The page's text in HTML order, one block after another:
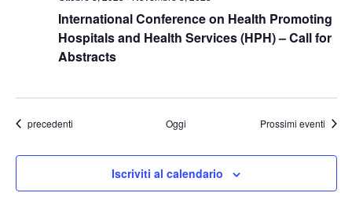
International Conference on Health Promoting
Hospitals and Health Services (HPH) – Call for
Abstracts
Eventi
precedenti Oggi Prossimi eventi
Iscriviti al calendario